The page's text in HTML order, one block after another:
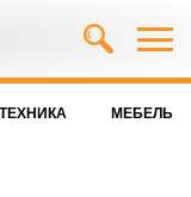
МЕБЕЛЬ